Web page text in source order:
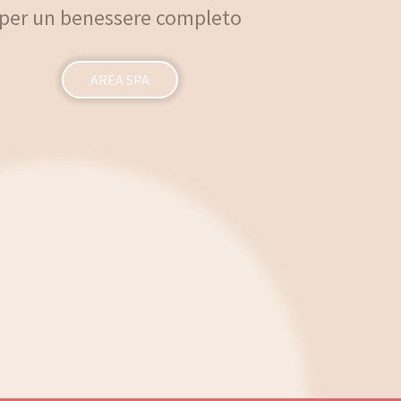
per un benessere completo
AREA SPA
per un benessere completo
AREA SPA